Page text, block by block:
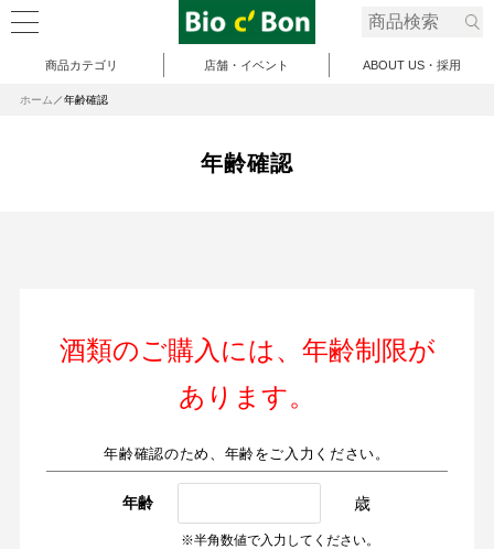
商品カテゴリ 店舗・イベント ABOUT US・採用
ホーム 年齢確認
年齢確認
酒類のご購入には、年齢制限が
あります。
年齢確認のため、年齢をご入力ください。
年齢 歳
※半角数値で入力してください。